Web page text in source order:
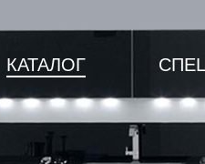
КАТАЛОГ